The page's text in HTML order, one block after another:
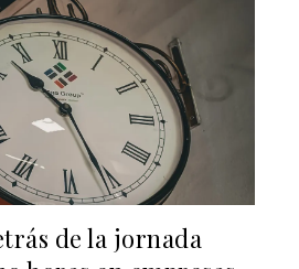
de la jornada